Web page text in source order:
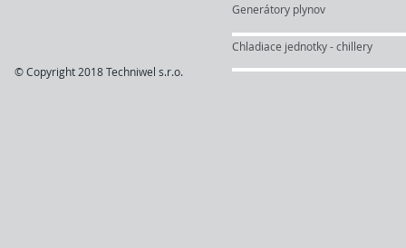
© Copyright 2018 Techniwel s.r.o.
Generátory plynov
Chladiace jednotky - chillery